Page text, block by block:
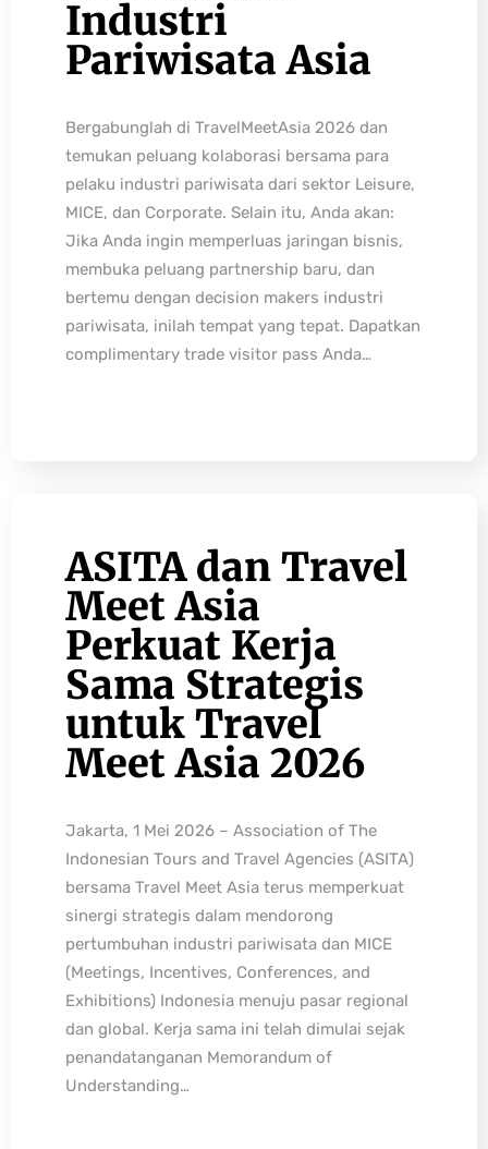
Industri
Pariwisata Asia
Bergabunglah di TravelMeetAsia 2026 dan
temukan peluang kolaborasi bersama para
pelaku industri pariwisata dari sektor Leisure,
MICE, dan Corporate. Selain itu, Anda akan:
Jika Anda ingin memperluas jaringan bisnis,
membuka peluang partnership baru, dan
bertemu dengan decision makers industri
pariwisata, inilah tempat yang tepat. Dapatkan
complimentary trade visitor pass Anda…
ASITA dan Travel
Meet Asia
Perkuat Kerja
Sama Strategis
untuk Travel
Meet Asia 2026
Jakarta, 1 Mei 2026 – Association of The
Indonesian Tours and Travel Agencies (ASITA)
bersama Travel Meet Asia terus memperkuat
sinergi strategis dalam mendorong
pertumbuhan industri pariwisata dan MICE
(Meetings, Incentives, Conferences, and
Exhibitions) Indonesia menuju pasar regional
dan global. Kerja sama ini telah dimulai sejak
penandatanganan Memorandum of
Understanding…